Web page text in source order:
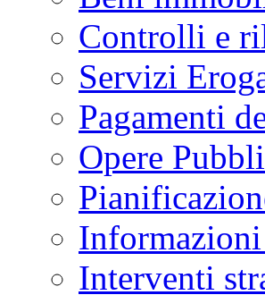
Controlli e
Servizi
Pagamenti
Opere
Interventi